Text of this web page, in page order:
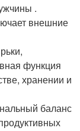
.
внешние
функция
хранении и
баланс